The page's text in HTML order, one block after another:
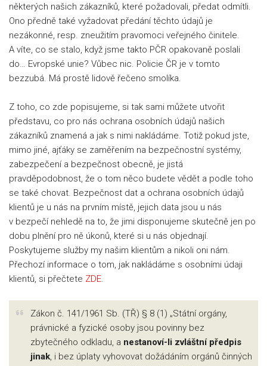
některých našich zákazníků, které požadovali, předat odmítli.
Ono předně také vyžadovat předání těchto údajů je
nezákonné, resp. zneužitím pravomoci veřejného činitele.
A víte, co se stalo, když jsme takto PČR opakovaně poslali
do… Evropské unie? Vůbec nic. Policie ČR je v tomto
bezzubá. Má prostě lidově řečeno smolíka.
Z toho, co zde popisujeme, si tak sami můžete utvořit
představu, co pro nás ochrana osobních údajů našich
zákazníků znamená a jak s nimi nakládáme. Totiž pokud jste,
mimo jiné, ajťáky se zaměřením na bezpečnostní systémy,
zabezpečení a bezpečnost obecně, je jistá
pravděpodobnost, že o tom něco budete vědět a podle toho
se také chovat. Bezpečnost dat a ochrana osobních údajů
klientů je u nás na prvním místě, jejich data jsou u nás
v bezpečí nehledě na to, že jimi disponujeme skutečně jen po
dobu plnění pro ně úkonů, které si u nás objednají.
Poskytujeme služby my našim klientům a nikoli oni nám.
Přechozí informace o tom, jak nakládáme s osobními údaji
klientů, si přečtete ZDE
Zákon č. 141/1961 Sb. (TŘ) § 8 (1) „Státní orgány,
právnické a fyzické osoby jsou povinny bez
zbytečného odkladu, a nestanoví-li zvláštní předpis
jinak , i bez úplaty vyhovovat dožádáním orgánů činných